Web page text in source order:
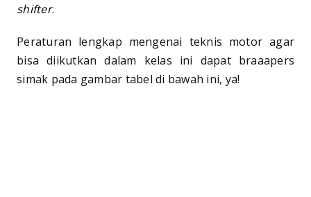
shifter.
Peraturan lengkap mengenai teknis motor agar
bisa diikutkan dalam kelas ini dapat braaapers
simak pada gambar tabel di bawah ini, ya!